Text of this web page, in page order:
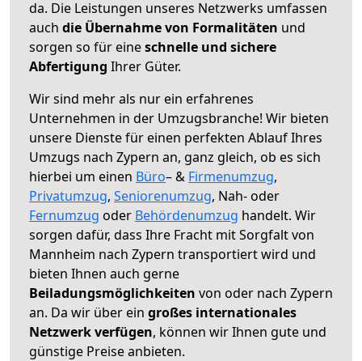
da. Die Leistungen unseres Netzwerks umfassen
auch die Übernahme von Formalitäten und
sorgen so für eineschnelle und sichere
Abfertigung Ihrer Güter.
Wir sind mehr als nur ein erfahrenes
Unternehmen in der Umzugsbranche! Wir bieten
unsere Dienste für einen perfekten Ablauf Ihres
Umzugs nach Zypern an, ganz gleich, ob es sich
hierbei um einen Büro– & Firmenumzug,
Privatumzug, Seniorenumzug, Nah- oder
Fernumzug oder Behördenumzug handelt. Wir
sorgen dafür, dass Ihre Fracht mit Sorgfalt von
Mannheim nach Zypern transportiert wird und
bieten Ihnen auch gerne
Beiladungsmöglichkeiten von oder nach Zypern
an. Da wir über ein großes internationales
Netzwerk verfügen, können wir Ihnen gute und
günstige Preise anbieten.